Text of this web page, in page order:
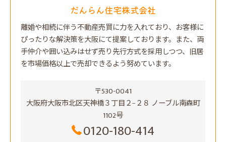
だんらん住宅株式会社
離婚や相続に伴う不動産売買に力を入れており、お客様に
ぴったりな解決策を大阪にて提案しております。また、両
手仲介や囲い込みはせず売り先行方式を採用しつつ、旧居
を市場価格以上で売却できるよう努めています。
〒530-0041
大阪府大阪市北区天神橋３丁目２−２８ ノーブル南森町
1102号
0120-180-414